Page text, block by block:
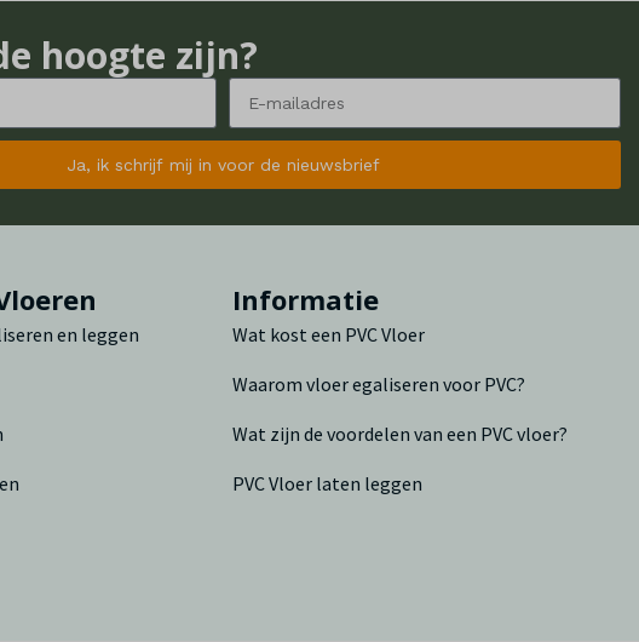
hoogte zijn?
Ja, ik schrijf mij in voor de nieuwsbrief
en leggen
Informatie
Wat kost een PVC Vloer
Waarom vloer egaliseren voor PVC?
Wat zijn de voordelen van een PVC vloer?
PVC Vloer laten leggen